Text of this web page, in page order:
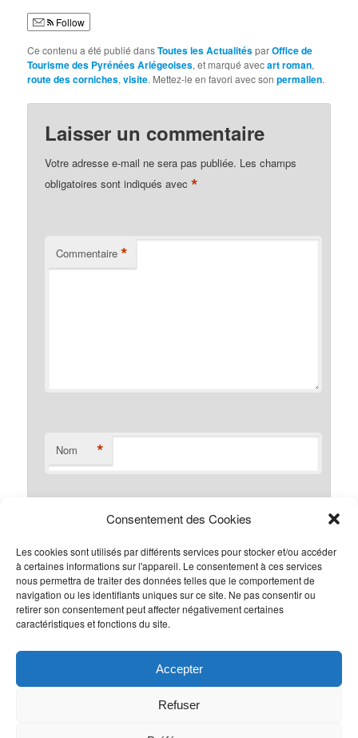
Consentement des Cookies
Les cookies sont utilisés par différents services pour stocker et/ou accéder
à certaines informations sur l'appareil. Le consentement à ces services
nous permettra de traiter des données telles que le comportement de
navigation ou les identifiants uniques sur ce site. Ne pas consentir ou
retirer son consentement peut affecter négativement certaines
caractéristiques et fonctions du site.
Accepter
Refuser
Follow
Ce contenu a été publié dansToutes les ActualitésparOffice de
Tourisme des Pyrénées Ariégeoises, et marqué avecart roman,
route des corniches,visite. Mettez-le en favori avec sonpermalien.
Laisser un commentaire
Votre adresse e-mail ne sera pas publiée. Les champs
obligatoires sont indiqués avec*
Commentaire *
Nom *
Site web
Office de Tourisme des Pyrénées Ariégeoises
09110 Ax-les-thermes